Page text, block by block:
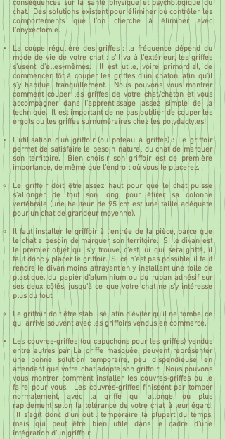
conséquences sur la santé physique et psychologique du
chat. Des solutions existent pour éliminer ou contrôler les
comportements que l’on cherche à éliminer avec
l'onyxectomie.
La coupe régulière des griffes : la fréquence dépend du
mode de vie de votre chat : s’il va à l’extérieur, les griffes
s’usent d’elles-mêmes. Il est utile, voire primordial, de
commencer tôt à couper les griffes d’un chaton, afin qu’il
s’y habitue, tranquillement. Nous pouvons vous montrer
comment couper les griffes de votre chat/chaton et vous
accompagner dans l’apprentissage assez simple de la
technique. Il est important de ne pas oublier de couper les
ergots ou les griffes surnuméraires chez les polydactyles!
L’utilisation d’un griffoir (ou poteau à griffes) : Le griffoir
permet de satisfaire le besoin naturel du chat de marquer
son territoire. Bien choisir son griffoir est de première
importance, de même que l’endroit où vous le placerez.
Le griffoir doit être assez haut pour que le chat puisse
s’allonger de tout son long pour étirer sa colonne
vertébrale (une hauteur de 95 cm est une taille adéquate
pour un chat de grandeur moyenne).
Il faut installer le griffoir à l’entrée de la pièce, parce que
le chat a besoin de marquer son territoire. Si le divan est
le premier objet qui s’y trouve, c’est lui qui sera griffé, il
faut donc y placer le griffoir. Si ce n’est pas possible, il faut
rendre le divan moins attrayant en y installant une toile de
plastique, du papier d’aluminium ou du ruban adhésif sur
ses deux côtés, jusqu’à ce que votre chat ne s’y intéresse
plus du tout.
Le griffoir doit être stabilisé, afin d’éviter qu’il ne tombe, ce
qui arrive souvent avec les griffoirs vendus en commerce.
Les couvres-griffes (ou capuchons pour les griffes) vendus
entre autres par La griffe masquée, peuvent représenter
une bonne solution temporaire, peu dispendieuse, en
attendant que votre chat adopte son griffoir. Nous pouvons
vous montrer comment installer les couvres-griffes ou le
faire pour vous. Les couvres-griffes finissent par tomber
normalement, avec la griffe qui allonge, ou plus
rapidement selon la tolérance de votre chat à leur égard.
Il s’agit donc d’un outil temporaire la plupart du temps,
mais qui peut être bien utile dans le cadre d’une
intégration d’un griffoir.